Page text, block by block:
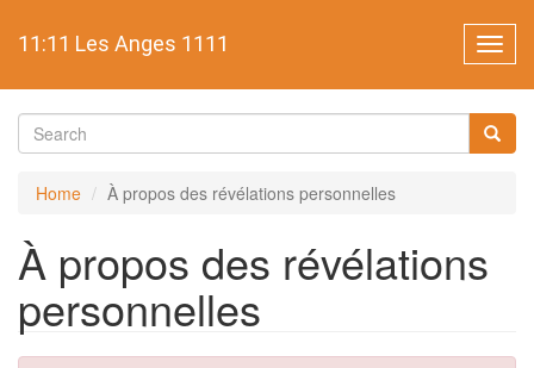
content
11:11 Les Anges 1111
Search
Home
À propos des révélations personnelles
À propos des révélations
personnelles